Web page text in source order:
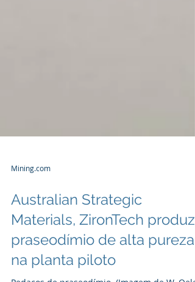
Mining.com
Australian Strategic